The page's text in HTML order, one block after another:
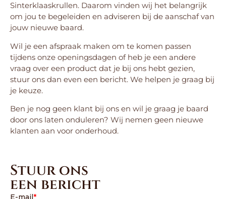
Sinterklaaskrullen. Daarom vinden wij het belangrijk
om jou te begeleiden en adviseren bij de aanschaf van
jouw nieuwe baard.
Wil je een afspraak maken om te komen passen
tijdens onze openingsdagen of heb je een andere
vraag over een product dat je bij ons hebt gezien,
stuur ons dan even een bericht. We helpen je graag bij
je keuze.
Ben je nog geen klant bij ons en wil je graag je baard
door ons laten onduleren? Wij nemen geen nieuwe
klanten aan voor onderhoud.
Stuur ons
een bericht